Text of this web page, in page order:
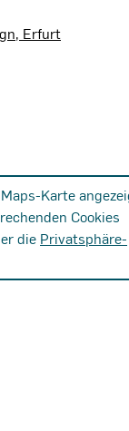
Erfurt
Karte
Cookies
die Privatsphäre-